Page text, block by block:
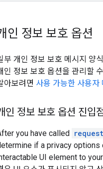
인 정보 보호 옵션
부 개인 정보 보호 메시지 양
인 정보 보호 옵션을 관리할
아보려면 사용 가능한 사용자
인 정보 보호 옵션 진입
you have called
if a privacy options
UI element to